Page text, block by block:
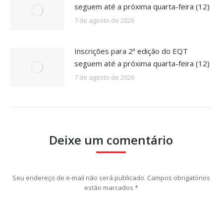
seguem até a próxima quarta-feira (12)
7 de agosto de 2026
Inscrições para 2ª edição do EQT
seguem até a próxima quarta-feira (12)
7 de agosto de 2026
Deixe um comentário
Seu endereço de e-mail não será publicado. Campos obrigatórios
estão marcados *